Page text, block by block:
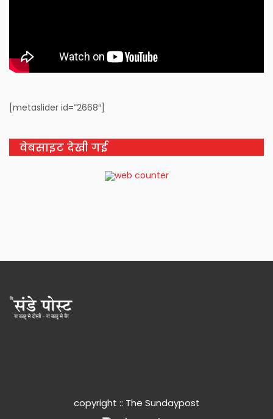
[metaslider id=”2668″]
वेबसाइट देखी गई
copyright :: The Sundaypost